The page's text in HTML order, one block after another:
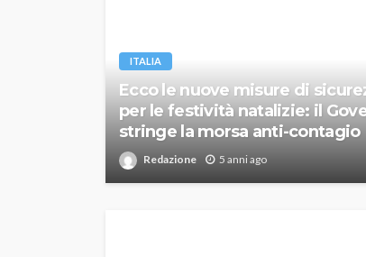
ITALIA
Ecco le nuove misure di
per le festività natalizie: il
stringe la morsa anti-contagio
Redazione 5 anni ago